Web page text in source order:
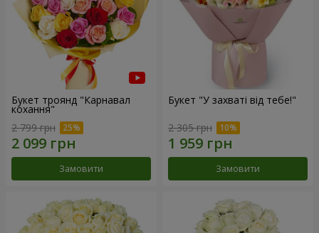
Букет троянд "Карнавал
кохання"
2 799 грн
Замовити
Букет "У захваті від тебе!"
2 305 грн
Замовити